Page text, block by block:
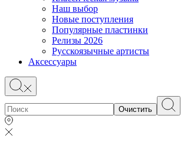
Наш выбор
Новые поступления
Популярные пластинки
Релизы 2026
Русскоязычные артисты
Аксессуары
Очистить